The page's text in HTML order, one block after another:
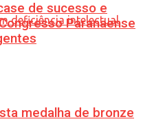
medalha de bronze
de sucesso e
Paranaense